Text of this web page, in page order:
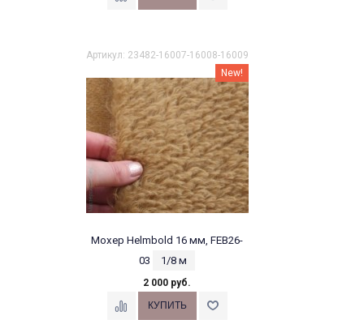
Артикул: 23482-16007-16008-16009
New!
Мохер Helmbold 16 мм, FEB26-
03
1/8 м
2 000 руб.